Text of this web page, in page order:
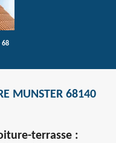
68
MUNSTER 68140
terrasse :